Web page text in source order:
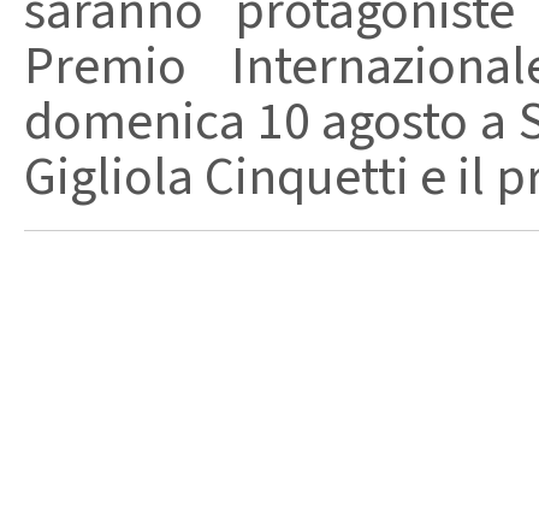
Premio
domenica 10 agosto
Gigliola Cinquetti e il